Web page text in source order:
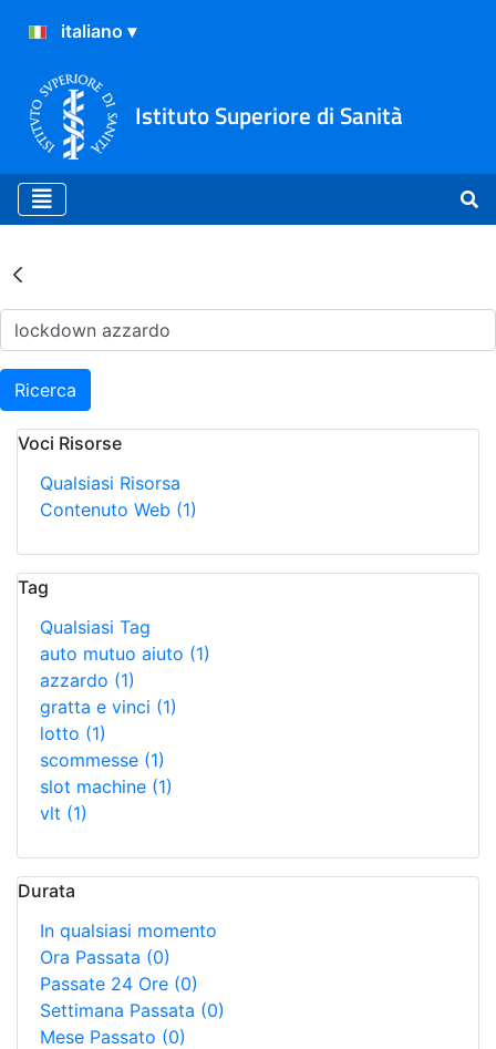
Istituto Superiore di Sanità
Risultati della Ricerca -
Ricerca
Voci Risorse
Qualsiasi Risorsa
Contenuto Web (1)
Tag
Qualsiasi Tag
auto mutuo aiuto (1)
azzardo (1)
gratta e vinci (1)
lotto (1)
scommesse (1)
slot machine (1)
vlt (1)
Durata
In qualsiasi momento
Ora Passata (0)
Passate 24 Ore (0)
Settimana Passata (0)
Mese Passato (0)